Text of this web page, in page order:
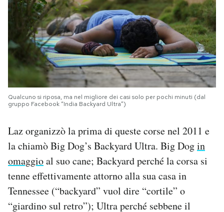
Qualcuno si riposa, ma nel migliore dei casi solo per pochi minuti (dal
gruppo Facebook “India Backyard Ultra”)
Laz organizzò la prima di queste corse nel 2011 e
la chiamò Big Dog’s Backyard Ultra. Big Dogin
omaggioal suo cane; Backyard perché la corsa si
tenne effettivamente attorno alla sua casa in
Tennessee (“backyard” vuol dire “cortile” o
“giardino sul retro”); Ultra perché sebbene il